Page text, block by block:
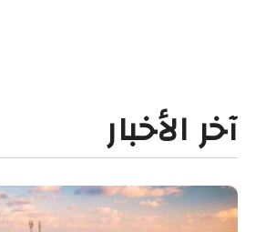
آخر الأخبار